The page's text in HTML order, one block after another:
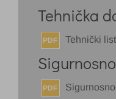
Tehnička
PDF Tehnički list
PDF